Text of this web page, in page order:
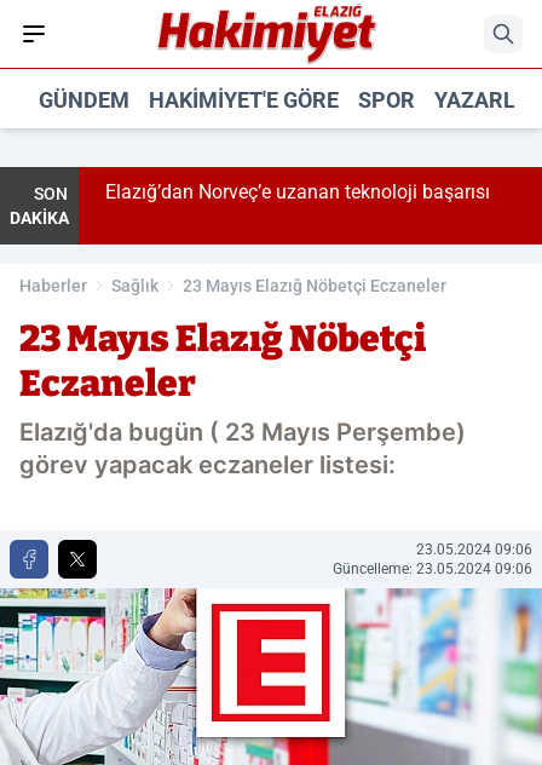
GÜNDEM HAKIMIYET'E GÖRE SPOR
SON
DAKİKA
Elazığ’dan Norveç’e uzanan teknoloji başarısı
Haberler Sağlık 23 Mayıs Elazığ Nöbetçi Eczaneler
23 Mayıs Elazığ Nöbetçi
Eczaneler
Elazığ'da bugün ( 23 Mayıs Perşembe)
görev yapacak eczaneler listesi:
23.05.2024 09:06
Güncelleme: 23.05.2024 09:06